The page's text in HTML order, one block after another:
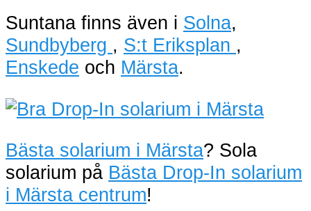
Suntana finns även i Solna,
Sundbyberg , S:t Eriksplan ,
Enskede och Märsta.
Bästa solarium i Märsta? Sola
solarium på Bästa Drop-In solarium
i Märsta centrum!